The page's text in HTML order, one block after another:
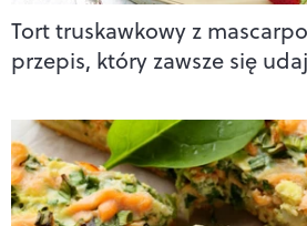
Tort truskawkowy z
przepis, który zawsze się